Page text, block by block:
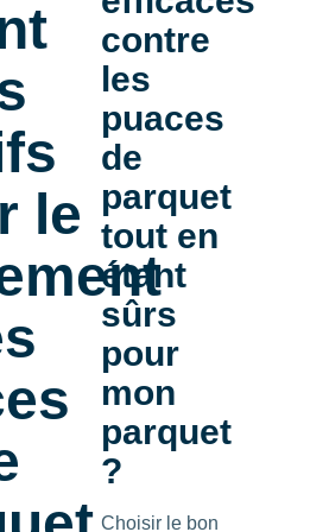
le
contre
les
puaces
de
parquet
tout en
étant
sûrs
pour
mon
parquet
?
Choisir le bon